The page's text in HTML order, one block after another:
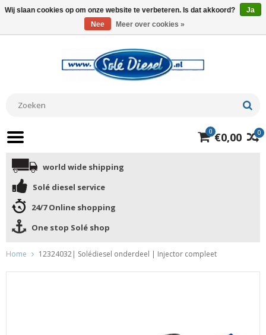
0
0 €0,00
world wide shipping
Solé diesel service
24/7 Online shopping
One stop Solé shop
Home 12324032| Solédiesel onderdeel | Injector compleet
Wij slaan cookies op om onze website te verbeteren. Is dat akkoord?
Ja
Nee
Meer over cookies »